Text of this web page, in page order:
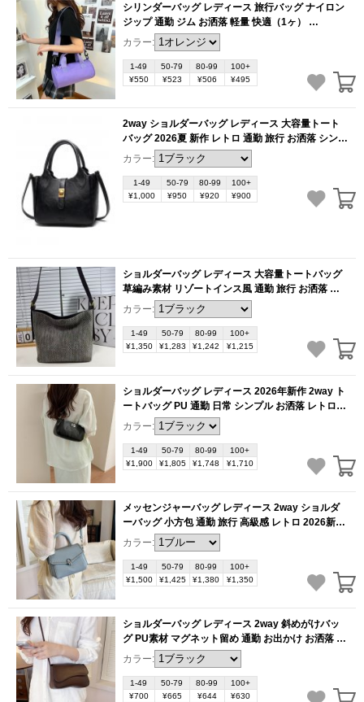
シリンダーバッグ レディース 旅行バッグ ナイロン
ジップ 通勤 ジム お洒落 軽量 快適（1ヶ）
(BB6247)
カラー:
1-49 50-79 80-99
100+
¥550
¥523 ¥506 ¥495
2way ショルダーバッグ レディース 大容量トート
バッグ 2026夏 新作 レトロ 通勤 旅行 お洒落 シンプ
ル おしゃれ バッグ（1ヶ） (BB6241)
カラー:
1-49 50-79 80-99
100+
¥1,000
¥950 ¥920 ¥900
ショルダーバッグ レディース 大容量トートバッグ
草編み素材 リゾートインス風 通勤 旅行 お洒落 使
いやすさ抜群（1ヶ） (BB6239)
カラー:
1-49 50-79 80-99
100+
¥1,350
¥1,283 ¥1,242 ¥1,215
ショルダーバッグ レディース 2026年新作 2way ト
ートバッグ PU 通勤 日常 シンプル お洒落 レトロ
ミニマル（1ヶ） (BB6238)
カラー:
1-49 50-79 80-99
100+
¥1,900
¥1,805 ¥1,748 ¥1,710
メッセンジャーバッグ レディース 2way ショルダ
ーバッグ 小方包 通勤 旅行 高級感 レトロ 2026新作
軽量 便利（1ヶ） (BB6235)
カラー:
1-49 50-79 80-99
100+
¥1,500
¥1,425 ¥1,380 ¥1,350
ショルダーバッグ レディース 2way 斜めがけバッ
グ PU素材 マグネット留め 通勤 お出かけ お洒落 高
級感 おしゃれ プレゼント（1ヶ）
カラー:
1-49 50-79 80-99
100+
¥700
¥665 ¥644 ¥630